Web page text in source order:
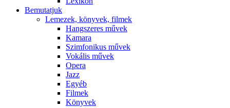
Bemutatjuk
Lemezek, könyvek, filmek
Hangszeres művek
Kamara
Szimfonikus művek
Vokális művek
Opera
Jazz
Egyéb
Filmek
Könyvek